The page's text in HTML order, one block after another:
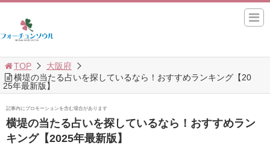
TOP
大阪府
横堤の当たる占いを探しているなら！おすすめランキング【20
25年最新版】
記事内にプロモーションを含む場合があります
横堤の当たる占いを探しているなら！おすすめラン
キング【2025年最新版】